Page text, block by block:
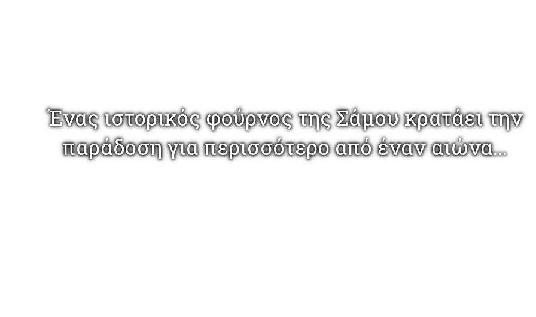
Ένας ιστορικός φούρνος της Σάμου κρατάει την
παράδοση για περισσότερο από έναν αιώνα...